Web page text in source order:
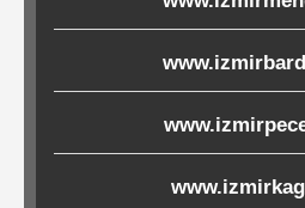
Melamin
Ürünler
Porselen-
Seramik